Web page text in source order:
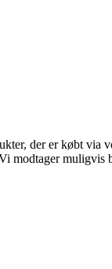
der er købt via